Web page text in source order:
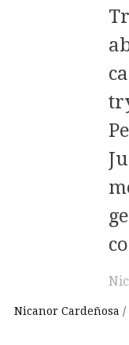
Nicanor Cardeñosa